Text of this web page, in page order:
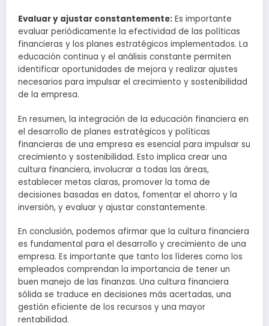
Evaluar y ajustar constantemente: Es importante
evaluar periódicamente la efectividad de las políticas
financieras y los planes estratégicos implementados. La
educación continua y el análisis constante permiten
identificar oportunidades de mejora y realizar ajustes
necesarios para impulsar el crecimiento y sostenibilidad
de la empresa.
En resumen, la integración de la educación financiera en
el desarrollo de planes estratégicos y políticas
financieras de una empresa es esencial para impulsar su
crecimiento y sostenibilidad. Esto implica crear una
cultura financiera, involucrar a todas las áreas,
establecer metas claras, promover la toma de
decisiones basadas en datos, fomentar el ahorro y la
inversión, y evaluar y ajustar constantemente.
En conclusión, podemos afirmar que la cultura financiera
es fundamental para el desarrollo y crecimiento de una
empresa. Es importante que tanto los líderes como los
empleados comprendan la importancia de tener un
buen manejo de las finanzas. Una cultura financiera
sólida se traduce en decisiones más acertadas, una
gestión eficiente de los recursos y una mayor
rentabilidad.